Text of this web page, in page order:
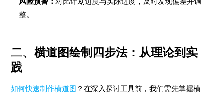
整。
二、横道图绘制四步法：从理论到实
践
如何快速制作横道图 ？在深入探讨工具前，我们需先掌握横